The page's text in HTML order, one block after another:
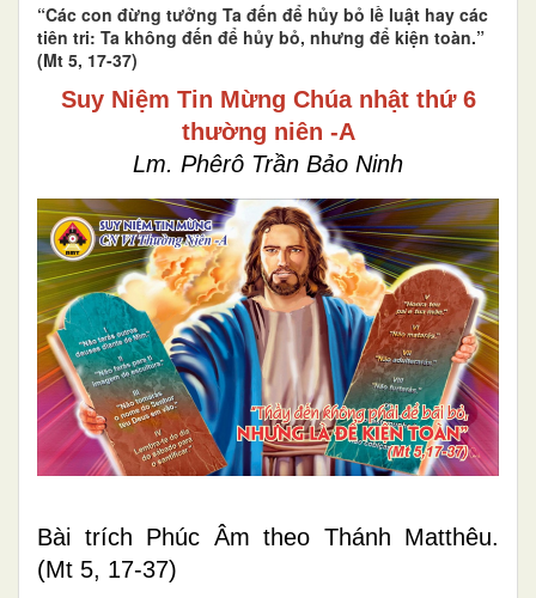
“Các con đừng tưởng Ta đến để hủy bỏ lề luật hay các
tiên tri: Ta không đến để hủy bỏ, nhưng để kiện toàn.”
(Mt 5, 17-37)
Suy Niệm Tin Mừng Chúa nhật thứ 6
thường niên -A
Lm. Phêrô Trần Bảo Ninh
Bài trích Phúc Âm theo Thánh Matthêu.
(Mt 5, 17-37)